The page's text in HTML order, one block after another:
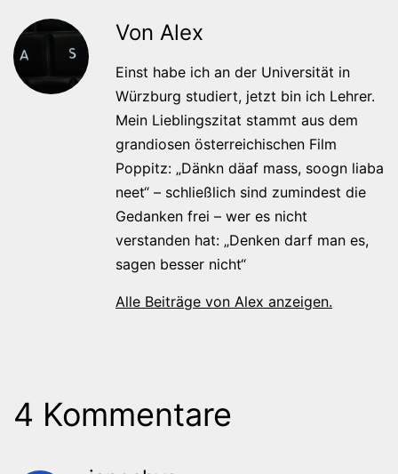
Von Alex
Einst habe ich an der Universität in
Würzburg studiert, jetzt bin ich Lehrer.
Mein Lieblingszitat stammt aus dem
grandiosen österreichischen Film
Poppitz: „Dänkn däaf mass, soogn liaba
neet“ – schließlich sind zumindest die
Gedanken frei – wer es nicht
verstanden hat: „Denken darf man es,
sagen besser nicht“
Alle Beiträge von Alex anzeigen.
4 Kommentare